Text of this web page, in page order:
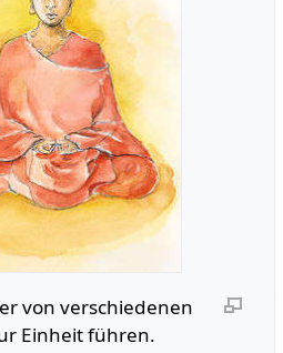
von verschiedenen
Einheit führen.